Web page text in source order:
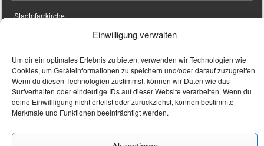
Einwilligung verwalten
Um dir ein optimales Erlebnis zu bieten, verwenden wir Technologien wie
Cookies, um Geräteinformationen zu speichern und/oder darauf zuzugreifen.
Wenn du diesen Technologien zustimmst, können wir Daten wie das
Surfverhalten oder eindeutige IDs auf dieser Website verarbeiten. Wenn du
deine Einwillligung nicht erteilst oder zurückziehst, können bestimmte
Merkmale und Funktionen beeinträchtigt werden.
Stadtpfarrkirche
Digitaler Kirchenraumführer Stadtpfarrkirche St. Magdalena